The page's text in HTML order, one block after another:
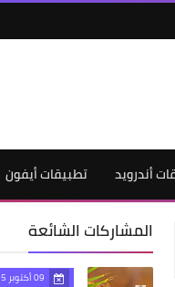
أندرويد تطبيقات أيفون
المشاركات الشائعة
09 أكتوبر 2025